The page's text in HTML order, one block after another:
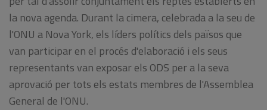
la nova agenda. Durant la cimera, celebrada a la seu de
l'ONU a Nova York, els líders polítics dels països que
van participar en el procés d'elaboració i els seus
representants van exposar els ODS per a la seva
aprovació per tots els estats membres de l'Assemblea
General de l'ONU.